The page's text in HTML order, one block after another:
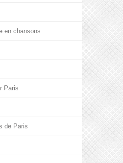
en chansons
Paris
de Paris